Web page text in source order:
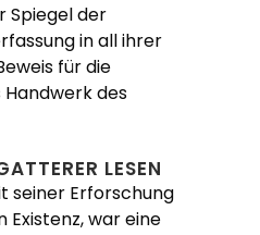
Spiegel der
in all ihrer
für die
Handwerk des
LESEN
seiner Erforschung
war eine